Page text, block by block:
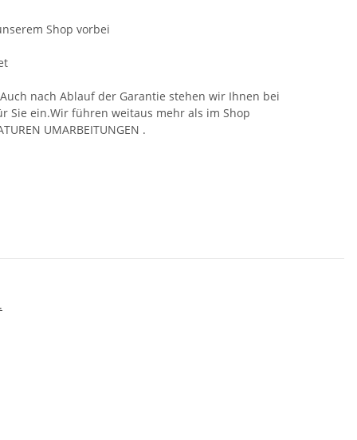
Shop vorbei
nach Ablauf der Garantie stehen wir Ihnen bei
Sie ein.Wir führen weitaus mehr als im Shop
UMARBEITUNGEN .